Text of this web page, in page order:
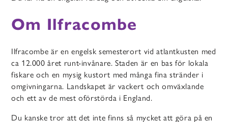
Om Ilfracombe
Ilfracombe är en engelsk semesterort vid atlantkusten med
ca 12.000 året runt-invånare. Staden är en bas för lokala
fiskare och en mysig kustort med många fina stränder i
omgivningarna. Landskapet är vackert och omväxlande
och ett av de mest oförstörda i England.
Du kanske tror att det inte finns så mycket att göra på en